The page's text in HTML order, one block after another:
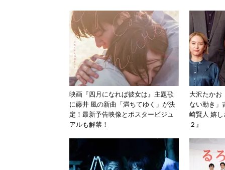
映画『四月になれば彼女は』主題歌
に藤井 風の新曲「満ちてゆく」が決
定！最新予告映像とポスタービジュ
アルも解禁！
大沢たかお
ない動き」
崎賢人 嬉
２』